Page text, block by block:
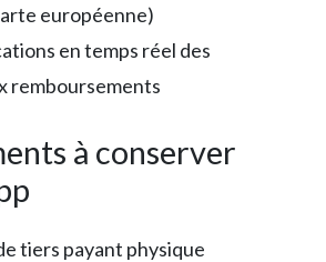
européenne)
en temps réel des
remboursements
à conserver
tiers payant physique